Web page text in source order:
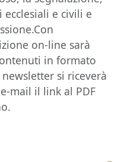
e civili e
on-line sarà
in formato
si riceverà
mail il link al PDF